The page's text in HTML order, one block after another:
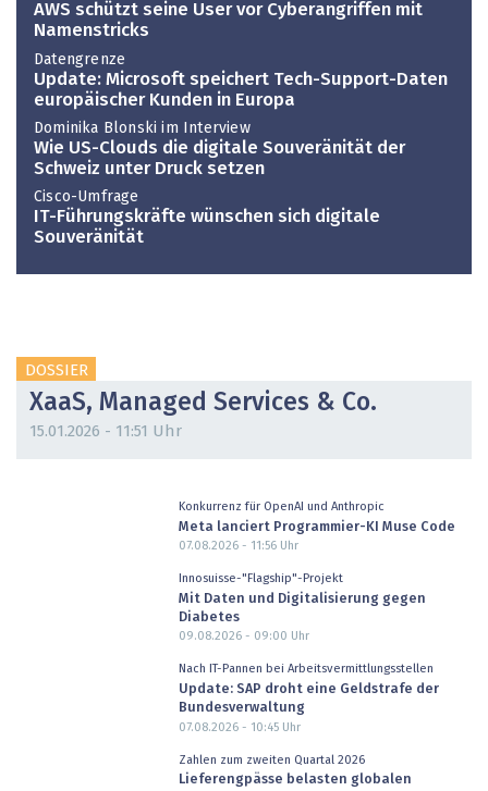
AWS schützt seine User vor Cyberangriffen mit
Namenstricks
Datengrenze
Update: Microsoft speichert Tech-Support-Daten
europäischer Kunden in Europa
Do­mi­ni­ka Blon­ski im Interview
Wie US-Clouds die digitale Souveränität der
Schweiz unter Druck setzen
Cisco-Umfrage
IT-Führungskräfte wünschen sich digitale
Souveränität
DOSSIER
XaaS, Managed Services & Co.
15.01.2026 - 11:51 Uhr
Konkurrenz für OpenAI und Anthropic
Meta lanciert Programmier-KI Muse Code
07.08.2026 - 11:56Uhr
Innosuisse-"Flagship"-Projekt
Mit Daten und Digitalisierung gegen
Diabetes
09.08.2026 - 09:00 Uhr
Nach IT-Pannen bei Arbeitsvermittlungsstellen
Update: SAP droht eine Geldstrafe der
Bundesverwaltung
07.08.2026 - 10:45Uhr
Zahlen zum zweiten Quartal 2026
Lieferengpässe belasten globalen